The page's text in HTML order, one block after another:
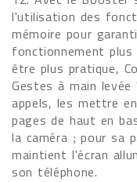
l'utilisation des
mémoire pour
fonctionnement
être plus pratique,
Gestes à main
appels, les mettre
pages de haut en
la caméra ; pour sa
maintient l'écran
son téléphone.